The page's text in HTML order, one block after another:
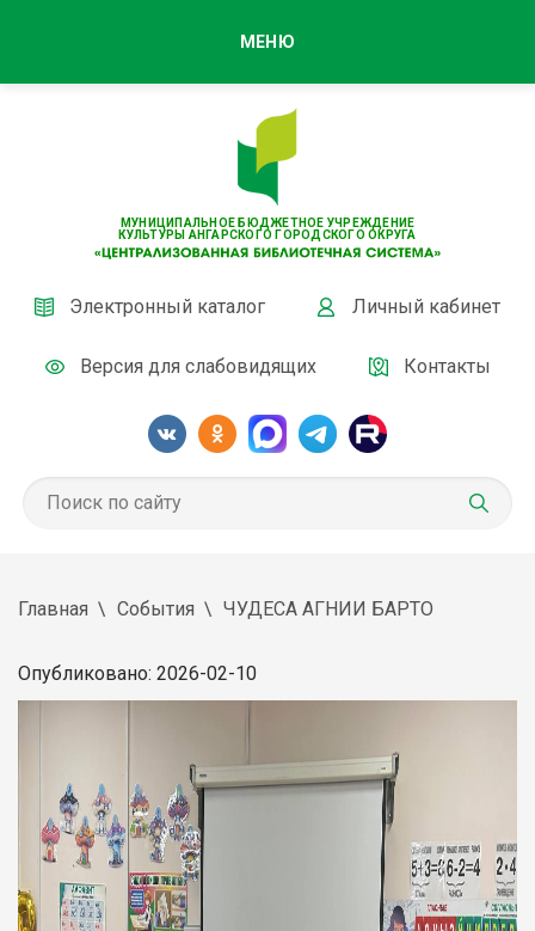
МУНИЦИПАЛЬНОЕ БЮДЖЕТНОЕ УЧРЕЖДЕНИЕ
КУЛЬТУРЫ АНГАРСКОГО ГОРОДСКОГО ОКРУГА
Электронный каталог Личный кабинет
Версия для слабовидящих Контакты
МЕНЮ
Главная События ЧУДЕСА АГНИИ БАРТО
Опубликовано: 2026-02-10